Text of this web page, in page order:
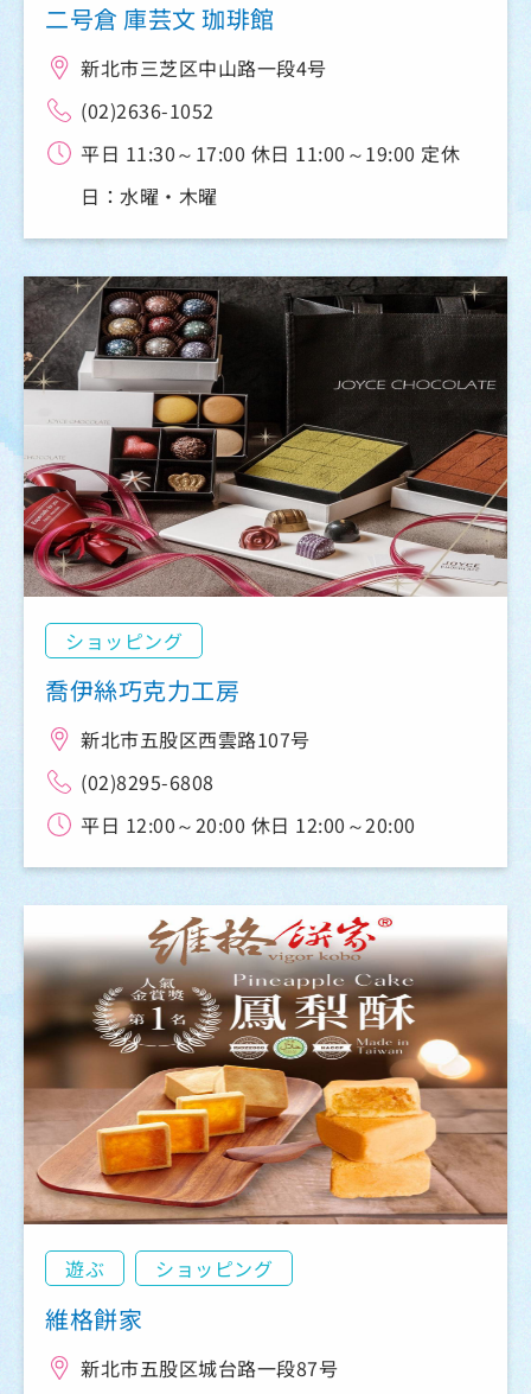
二号倉 庫芸文 珈琲館
新北市三芝区中山路一段4号
(02)2636-1052
平日 11:30～17:00 休日 11:00～19:00 定休
日：水曜・木曜
ショッピング
喬伊絲巧克力工房
新北市五股区西雲路107号
(02)8295-6808
平日 12:00～20:00 休日 12:00～20:00
遊ぶ ショッピング
維格餅家
新北市五股区城台路一段87号